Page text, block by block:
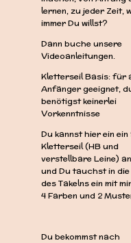
lernen, zu jeder Zeit,
immer Du willst?
Dann buche unsere
Videoanleitungen.
Kletterseil Basis: für
Anfänger geeignet,
benötigst keinerlei
Vorkenntnisse
Du kannst hier ein
Kletterseil (HB und
verstellbare Leine)
und Du tauchst in
des Takelns ein mit
4 Farben und 2
Du bekommst nach